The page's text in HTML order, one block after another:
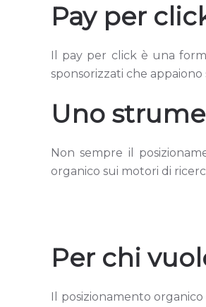
Pay per
Il pay per click è una
sponsorizzati che
Uno
Non sempre il
organico sui motori di
Per chi
Il posizionamento